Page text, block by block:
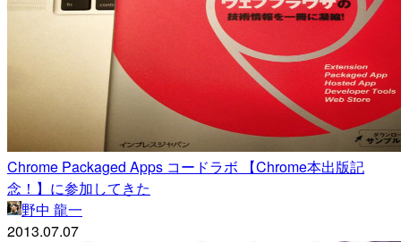
Chrome Packaged Apps コードラボ 【Chrome本出版記
念！】に参加してきた
野中 龍一
2013.07.07